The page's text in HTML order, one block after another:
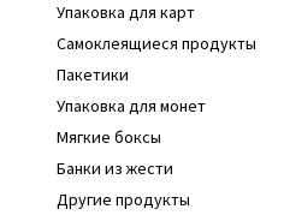
Упаковка для карт
Самоклеящиеся продукты
Пакетики
Упаковка для монет
Мягкие боксы
Банки из жести
Другие продукты